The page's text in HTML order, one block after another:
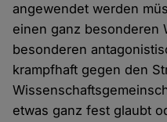
angewendet werden
einen ganz besonderen
besonderen
krampfhaft gegen den
etwas ganz fest glaubt